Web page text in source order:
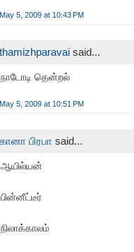
May 5, 2009 at 10:43 PM
thamizhparavai said...
நாடோடி தென்றல்
May 5, 2009 at 10:51 PM
கானா பிரபா said...
ஆயில்யன்
பின்னீட்டீர்
நிலாக்காலம்